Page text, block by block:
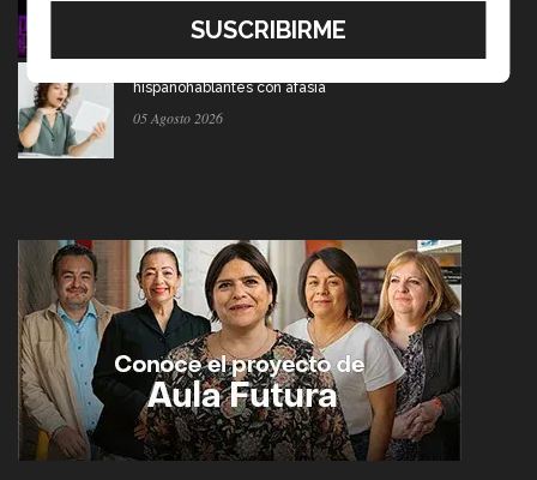
06 Agosto 2026
hispanohablantes con afasia
05 Agosto 2026